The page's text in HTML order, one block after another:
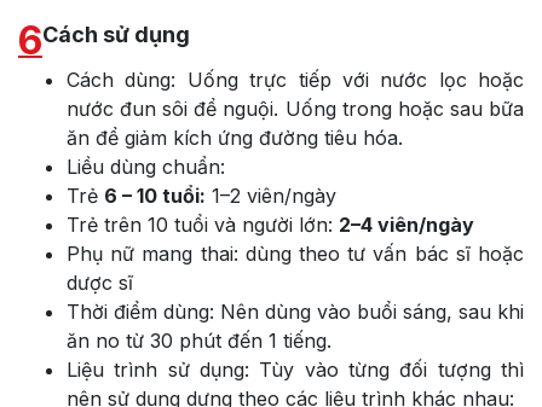
6Cách sử dụng
Cách dùng: Uống trực tiếp với nước lọc hoặc
nước đun sôi để nguội. Uống trong hoặc sau bữa
ăn để giảm kích ứng đường tiêu hóa.
Liều dùng chuẩn:
Trẻ 6 – 10 tuổi: 1–2 viên/ngày
Trẻ trên 10 tuổi và người lớn: 2–4 viên/ngày
Phụ nữ mang thai: dùng theo tư vấn bác sĩ hoặc
dược sĩ
Thời điểm dùng: Nên dùng vào buổi sáng, sau khi
ăn no từ 30 phút đến 1 tiếng.
Liệu trình sử dụng: Tùy vào từng đối tượng thì
nên sử dụng dựng theo các liệu trình khác nhau: